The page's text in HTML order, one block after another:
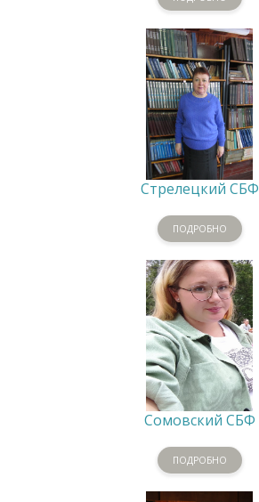
Стрелецкий СБФ
ПОДРОБНО
Сомовский СБФ
ПОДРОБНО